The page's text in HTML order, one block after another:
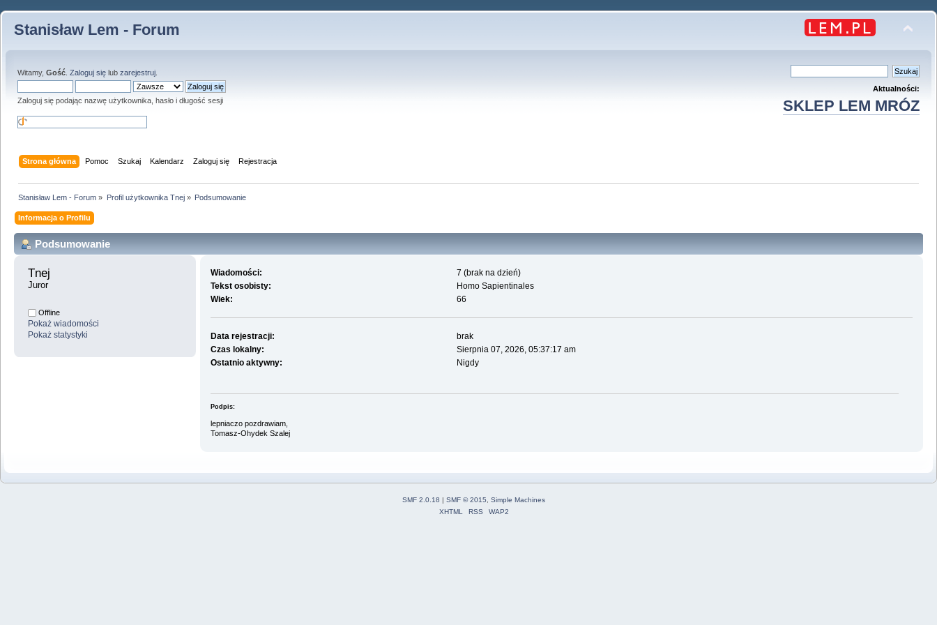
Stanisław Lem - Forum
Witamy, Gość Zaloguj się lub zarejestruj
Zaloguj się podając nazwę użytkownika, hasło i długość sesji
Aktualności:
SKLEP LEM MRÓZ
Strona główna Pomoc Szukaj Kalendarz Zaloguj się Rejestracja
Stanisław Lem - Forum » Profil użytkownika Tnej» Podsumowanie
Informacja o Profilu
Podsumowanie
Tnej
Juror
Offline
Pokaż wiadomości
Pokaż statystyki
Wiadomości:
7 (brak na dzień)
Tekst osobisty:
Homo Sapientinales
Wiek:
66
Data rejestracji:
brak
Czas lokalny:
Sierpnia 07, 2026, 05:37:17 am
Ostatnio aktywny:
Nigdy
Podpis:
lepniaczo pozdrawiam,
Tomasz-Ohydek Szalej
SMF 2.0.18 | SMF © 2015
Simple Machines
XHTML
RSS WAP2